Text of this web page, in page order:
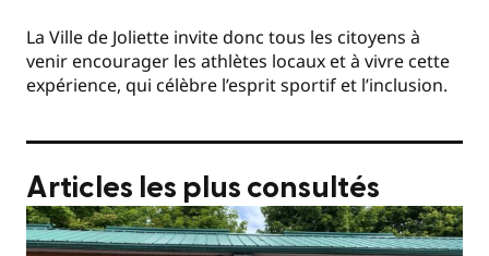
La Ville de Joliette invite donc tous les citoyens à
venir encourager les athlètes locaux et à vivre cette
expérience, qui célèbre l’esprit sportif et l’inclusion.
Articles les plus consultés